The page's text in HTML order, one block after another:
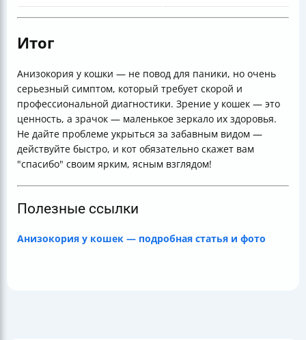
Итог
Анизокория у кошки — не повод для паники, но очень
серьезный симптом, который требует скорой и
профессиональной диагностики. Зрение у кошек — это
ценность, а зрачок — маленькое зеркало их здоровья.
Не дайте проблеме укрыться за забавным видом —
действуйте быстро, и кот обязательно скажет вам
"спасибо" своим ярким, ясным взглядом!
Полезные ссылки
Анизокория у кошек — подробная статья и фото